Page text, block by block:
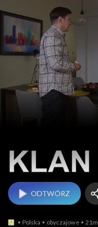
Klan
ODTWÓRZ
Polska obyczajowe 21m